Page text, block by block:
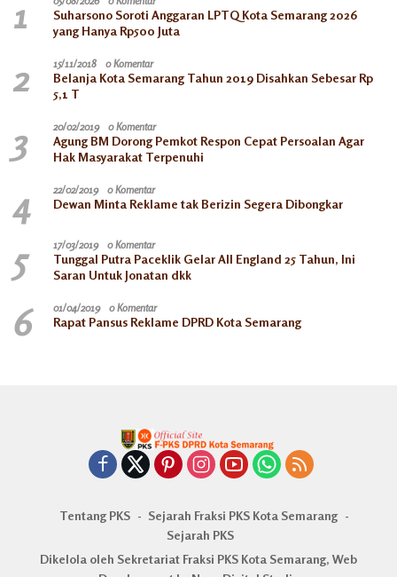
1
Suharsono Soroti Anggaran LPTQ Kota Semarang 2026
yang Hanya Rp500 Juta
2 15/11/2018 0 Komentar
Belanja Kota Semarang Tahun 2019 Disahkan Sebesar Rp
5,1 T
3 20/02/2019 0 Komentar
Agung BM Dorong Pemkot Respon Cepat Persoalan Agar
Hak Masyarakat Terpenuhi
4 22/02/2019 0 Komentar
Dewan Minta Reklame tak Berizin Segera Dibongkar
5 17/03/2019 0 Komentar
Tunggal Putra Paceklik Gelar All England 25 Tahun, Ini
Saran Untuk Jonatan dkk
6 01/04/2019 0 Komentar
Rapat Pansus Reklame DPRD Kota Semarang
Tentang PKS
Sejarah Fraksi PKS Kota Semarang
Sejarah PKS
Dikelola oleh Sekretariat Fraksi PKS Kota Semarang, Web